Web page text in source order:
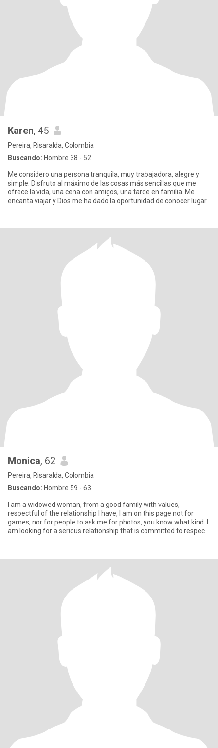
Karen, 45
Pereira, Risaralda, Colombia
Buscando: Hombre 38 - 52
Me considero una persona tranquila, muy trabajadora, alegre y
simple. Disfruto al máximo de las cosas más sencillas que me
ofrece la vida, una cena con amigos, una tarde en familia. Me
encanta viajar y Dios me ha dado la oportunidad de conocer lugar
Monica, 62
Pereira, Risaralda, Colombia
Buscando: Hombre 59 - 63
I am a widowed woman, from a good family with values,
respectful of the relationship I have, I am on this page not for
games, nor for people to ask me for photos, you know what kind. I
am looking for a serious relationship that is committed to respec